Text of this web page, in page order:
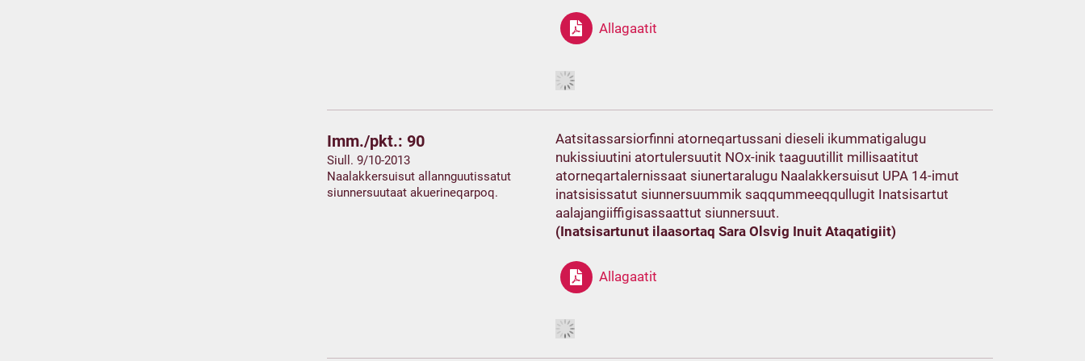
Allagaatit
Imm./pkt.: 90
Siull. 9/10-2013
Naalakkersuisut allannguutissatut
siunnersuutaat akuerineqarpoq.
Aatsitassarsiorfinni atorneqartussani dieseli ikummatigalugu
nukissiuutini atortulersuutit NOx-inik taaguutillit millisaatitut
atorneqartalernissaat siunertaralugu Naalakkersuisut UPA 14-imut
inatsisissatut siunnersuummik saqqummeeqqullugit Inatsisartut
aalajangiiffigisassaattut siunnersuut.
(Inatsisartunut ilaasortaq Sara Olsvig Inuit Ataqatigiit)
Allagaatit